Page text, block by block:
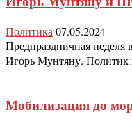
Политика 07.05.2024
Предпраздничная неделя
Игорь Мунтяну. Политик
Мобилизация до